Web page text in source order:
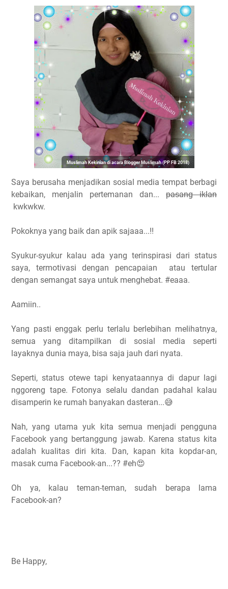
Muslimah Kekinian di acara Blogger Muslimah (PP FB 2018)
Saya berusaha menjadikan sosial media tempat berbagi
kebaikan, menjalin pertemanan dan... pasang iklan
kwkwkw.
Pokoknya yang baik dan apik sajaaa...!!
Syukur-syukur kalau ada yang terinspirasi dari status
saya, termotivasi dengan pencapaian atau tertular
dengan semangat saya untuk menghebat. #eaaa.
Aamiin..
Yang pasti enggak perlu terlalu berlebihan melihatnya,
semua yang ditampilkan di sosial media seperti
layaknya dunia maya, bisa saja jauh dari nyata.
Seperti, status otewe tapi kenyataannya di dapur lagi
nggoreng tape. Fotonya selalu dandan padahal kalau
disamperin ke rumah banyakan dasteran...😅
Nah, yang utama yuk kita semua menjadi pengguna
Facebook yang bertanggung jawab. Karena status kita
adalah kualitas diri kita. Dan, kapan kita kopdar-an,
masak cuma Facebook-an...?? #eh😍
Oh ya, kalau teman-teman, sudah berapa lama
Facebook-an?
Be Happy,